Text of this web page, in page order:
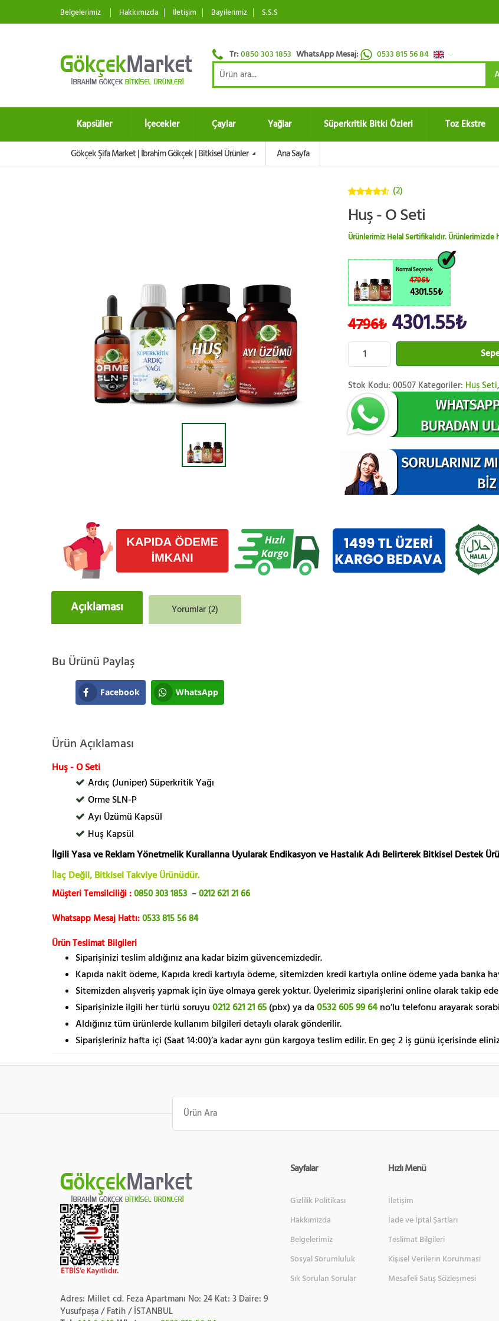
Belgelerimiz Hakkımızda İletişim Bayilerimiz S.S.S
Tr:0850 303 1853 WhatsApp Mesaj: 0533 815 56 84
Kapsüller İçecekler Çaylar Yağlar Süperkritik Bitki Özleri Toz Ekstre
Gökçek Şifa Market | İbrahim Gökçek | Bitkisel Ürünler Ana Sayfa
üzerinden
(2)
Huş - O Seti
Ürünlerimiz Helal Sertifikalıdır.
Normal Seçenek
4796₺
4301.55₺
4796₺4301.55₺
Stok Kodu: 00507 Kategoriler: Huş Seti,
Açıklaması Yorumlar (2)
Bu Ürünü Paylaş
Facebook WhatsApp
Ürün Açıklaması
Huş - O Seti
Ardıç (Juniper) Süperkritik Yağı
Orme SLN-P
Ayı Üzümü Kapsül
Huş Kapsül
İlgili Yasa ve Reklam Yönetmelik Kurallarına Uyularak Endikasyon ve Hastalık Adı Belirterek Bitkisel Destek
İlaç Değil, Bitkisel Takviye Ürünüdür.
Müşteri Temsilciliği :0850 303 1853 –0212 621 21 66
Whatsapp Mesaj Hattı:0533 815 56 84
Ürün Teslimat Bilgileri
Siparişinizi teslim aldığınız ana kadar bizim güvencemizdedir.
Kapıda nakit ödeme, Kapıda kredi kartıyla ödeme, sitemizden kredi kartıyla online ödeme yada banka
Sitemizden alışveriş yapmak için üye olmaya gerek yoktur. Üyelerimiz siparişlerini online olarak takip
Siparişinizle ilgili her türlü soruyu 0212 621 21 65 (pbx) ya da 0532 605 99 64 no’lu telefonu arayarak
Aldığınız tüm ürünlerde kullanım bilgileri detaylı olarak gönderilir.
Siparişleriniz hafta içi (Saat 14:00)’a kadar aynı gün kargoya teslim edilir. En geç 2 iş günü içerisinde
Ara:
Adres: Millet cd. Feza Apartmanı No: 24 Kat: 3 Daire: 9
Yusufpaşa / Fatih / İSTANBUL
Sayfalar
Gizlilik Politikası
Hakkımızda
Belgelerimiz
Sosyal Sorumluluk
Sık Sorulan Sorular
Hızlı Menü
İletişim
İade ve İptal Şartları
Teslimat Bilgileri
Kişisel Verilerin Korunması
Mesafeli Satış Sözleşmesi